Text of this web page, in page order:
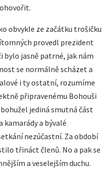
obvykle ze začátku trošičku
provedl prezident
bylo jasně patrné, jak nám
se normálně scházet a
i ty ostatní, rozumíme
připravenému Bohouši
jediná smutná část
a bývalé
nezúčastní. Za období
třináct členů. No a pak se
a veselejším duchu.